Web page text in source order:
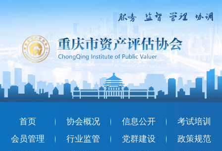
首ㅤㅤ页 协会概况 信息公开
考试培训
会员管理
行业监管 党群建设
政策规范